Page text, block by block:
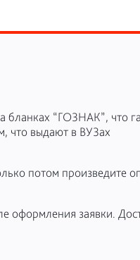
бланках “ГОЗНАК”, что
что выдают в ВУЗах
потом произведите
оформления заявки.